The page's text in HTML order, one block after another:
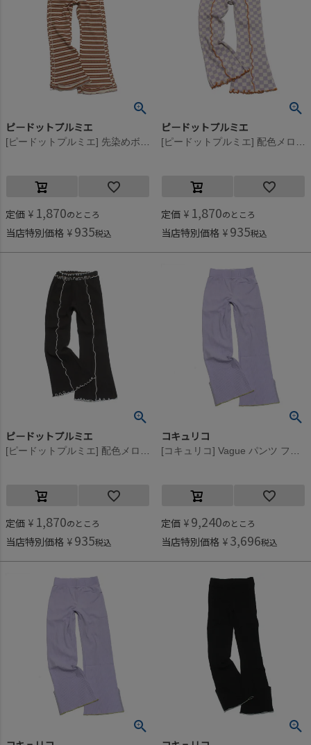
ピードットプルミエ
[ピードットプルミエ] 先染めボーダーワッフルメロウパンツ アイボリー(IV)
定価 ¥ 1,870のところ
当店特別価格 ¥ 935税込
ピードットプルミエ
[ピードットプルミエ] 配色メロウのストレッチリブフレアパンツ ラベンダー(LV)
定価 ¥ 1,870のところ
当店特別価格 ¥ 935税込
ピードットプルミエ
[ピードットプルミエ] 配色メロウのストレッチリブフレアパンツ ブラック(BK)
定価 ¥ 1,870のところ
当店特別価格 ¥ 935税込
コキュリコ
[コキュリコ] Vague パンツ フジ(123)
定価 ¥ 9,240のところ
当店特別価格 ¥ 3,696税込